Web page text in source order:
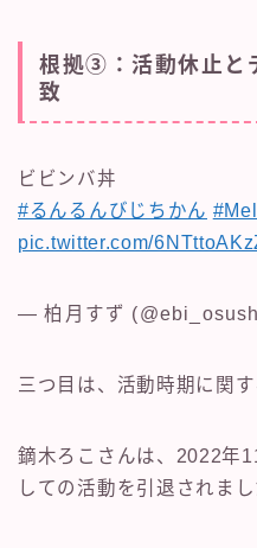
根拠③：活動休止と
致
ビビンバ丼
#るんるんびじちかん
pic.twitter.com/
— 柏月すず
三つ目は、活動時期に関
鏑木ろこさんは、2022年
しての活動を引退されまし